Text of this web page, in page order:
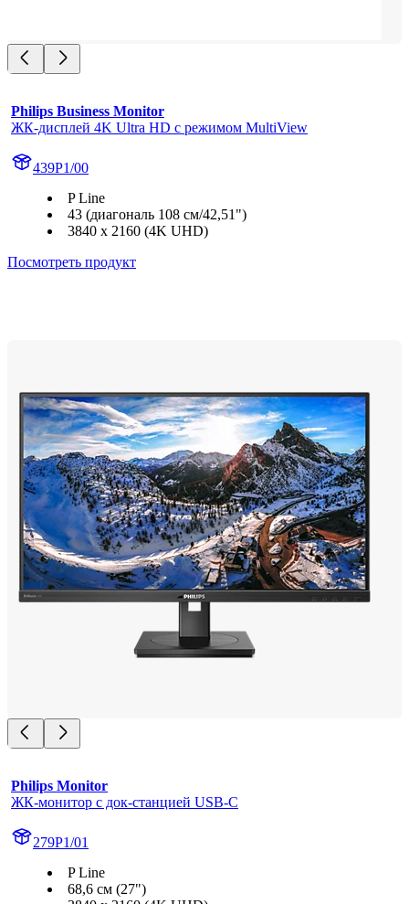
Philips Business Monitor
ЖК-дисплей 4K Ultra HD с режимом MultiView
439P1/00
P Line
43 (диагональ 108 см/42,51")
3840 x 2160 (4K UHD)
Посмотреть продукт
Philips Monitor
ЖК-монитор с док-станцией USB-C
279P1/01
P Line
68,6 см (27")